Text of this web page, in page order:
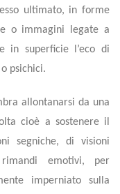
ultimato, in forme
o immagini legate a
in superficie l’eco di
psichici.
allontanarsi da una
cioè a sostenere il
segniche, di visioni
emotivi, per
imperniato sulla